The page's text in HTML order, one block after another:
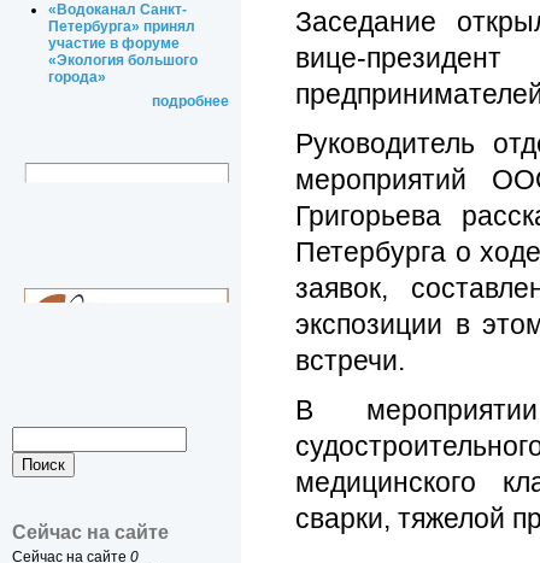
«Водоканал Санкт-
Петербурга» принял
участие в форуме
«Экология большого
города»
подробнее
Сейчас на сайте
Сейчас на сайте 0
Заседание
вице-
Руководитель
мероприятий
Григорьева
Петербурга о
заявок,
экспозиции в
встречи.
В
медицинского
сварки, тяжелой